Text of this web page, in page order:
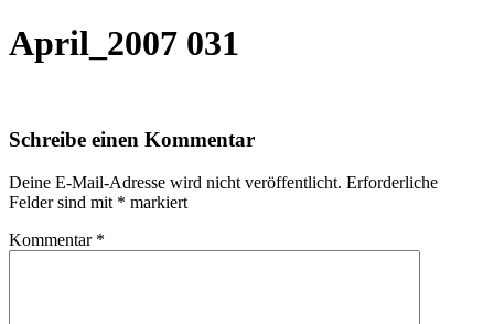
April_2007 031
Schreibe einen Kommentar
Deine E-Mail-Adresse wird nicht veröffentlicht. Erforderliche
Felder sind mit * markiert
Kommentar *